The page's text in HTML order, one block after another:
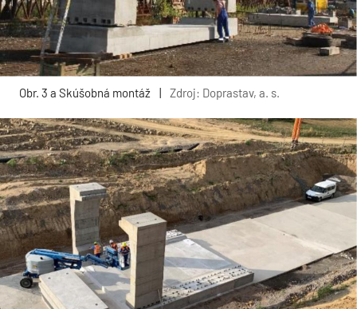
Obr. 3 a Skúšobná montáž Zdroj: Doprastav, a. s.